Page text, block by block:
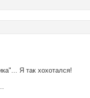
Я так хохотался!